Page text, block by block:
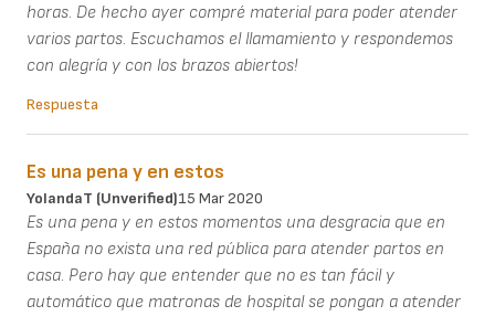
horas. De hecho ayer compré material para poder atender
varios partos. Escuchamos el llamamiento y respondemos
con alegría y con los brazos abiertos!
Respuesta
Es una pena y en estos
YolandaT (unverified)15 Mar 2020
Es una pena y en estos momentos una desgracia que en
España no exista una red pública para atender partos en
casa. Pero hay que entender que no es tan fácil y
automático que matronas de hospital se pongan a atender